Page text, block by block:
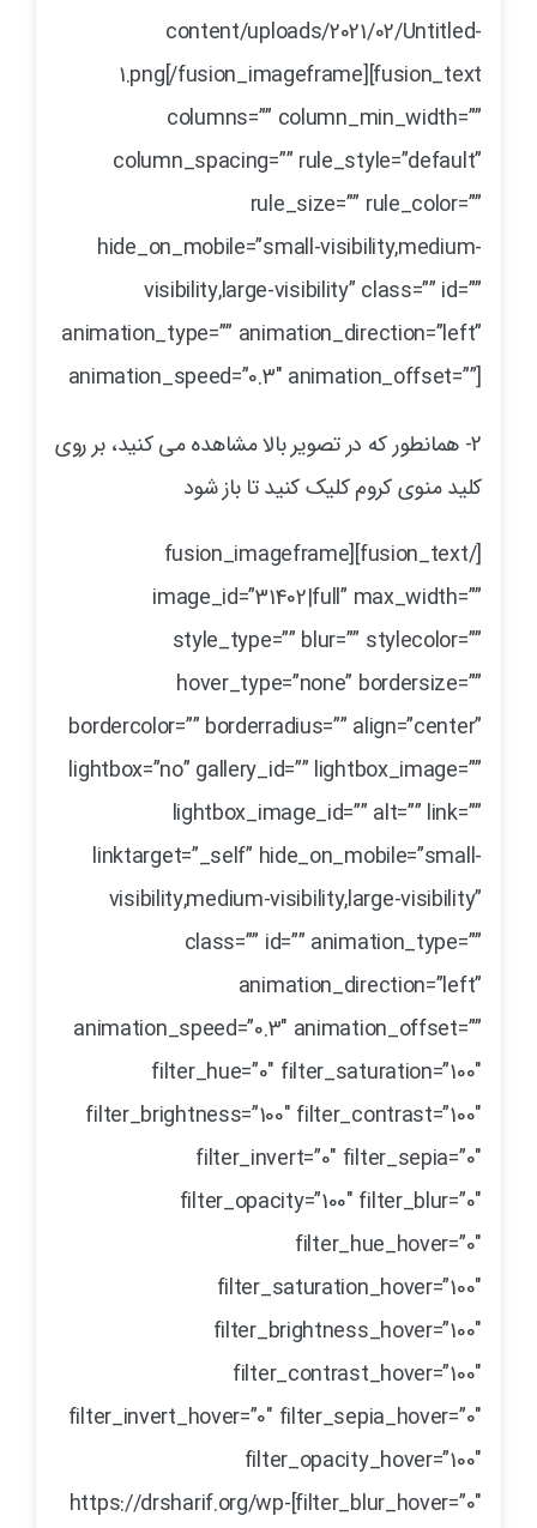
content/uploads/2021/02/Untitled-
1.png[/fusion_imageframe][fusion_text
columns=”” column_min_width=””
column_spacing=”” rule_style=”default”
rule_size=”” rule_color=””
hide_on_mobile=”small-visibility,medium-
visibility,large-visibility” class=”” id=””
animation_type=”” animation_direction=”left”
animation_speed=”0.3″ animation_offset=””]
2- همانطور که در تصویر بالا مشاهده می کنید، بر روی
کلید منوی کروم کلیک کنید تا باز شود
[/fusion_text][fusion_imageframe
image_id=”31402|full” max_width=””
style_type=”” blur=”” stylecolor=””
hover_type=”none” bordersize=””
bordercolor=”” borderradius=”” align=”center”
lightbox=”no” gallery_id=”” lightbox_image=””
lightbox_image_id=”” alt=”” link=””
linktarget=”_self” hide_on_mobile=”small-
visibility,medium-visibility,large-visibility”
class=”” id=”” animation_type=””
animation_direction=”left”
animation_speed=”0.3″ animation_offset=””
filter_hue=”0″ filter_saturation=”100″
filter_brightness=”100″ filter_contrast=”100″
filter_invert=”0″ filter_sepia=”0″
filter_opacity=”100″ filter_blur=”0″
filter_hue_hover=”0″
filter_saturation_hover=”100″
filter_brightness_hover=”100″
filter_contrast_hover=”100″
filter_invert_hover=”0″ filter_sepia_hover=”0″
filter_opacity_hover=”100″
filter_blur_hover=”0″]https://drsharif.org/wp-